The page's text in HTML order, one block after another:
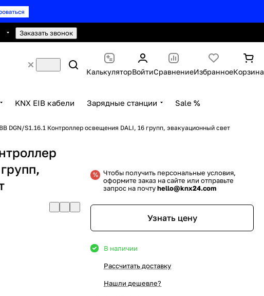
Заказать звонок
КалькуляторВойтиСравнениеИзбранноеКорзина
KNX EIB кабели Зарядные станции Sale %
DGN/S1.16.1 Контроллер освещения DALI, 16 групп, эвакуационный свет
Чтобы получить персональные условия,
оформите заказ на сайте или отправьте
запрос на почтуhello@knx24.com
Узнать цену
В наличии
Рассчитать доставку
Нашли дешевле?